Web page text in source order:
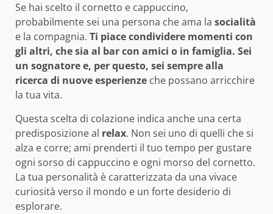
Se hai scelto il cornetto e cappuccino,
probabilmente sei una persona che ama la socialità
e la compagnia. Ti piace condividere momenti con
gli altri, che sia al bar con amici o in famiglia. Sei
un sognatore e, per questo, sei sempre alla
ricerca di nuove esperienze che possano arricchire
la tua vita.
Questa scelta di colazione indica anche una certa
predisposizione al relax. Non sei uno di quelli che si
alza e corre; ami prenderti il tuo tempo per gustare
ogni sorso di cappuccino e ogni morso del cornetto.
La tua personalità è caratterizzata da una vivace
curiosità verso il mondo e un forte desiderio di
esplorare.